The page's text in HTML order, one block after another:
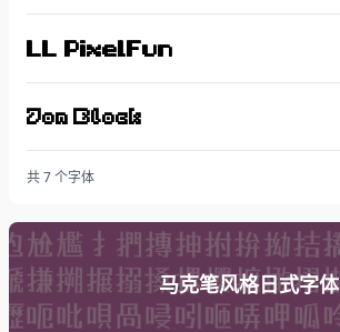
LL PixelFun
Jon Block
共 7 个字体
马克笔风格日式字体